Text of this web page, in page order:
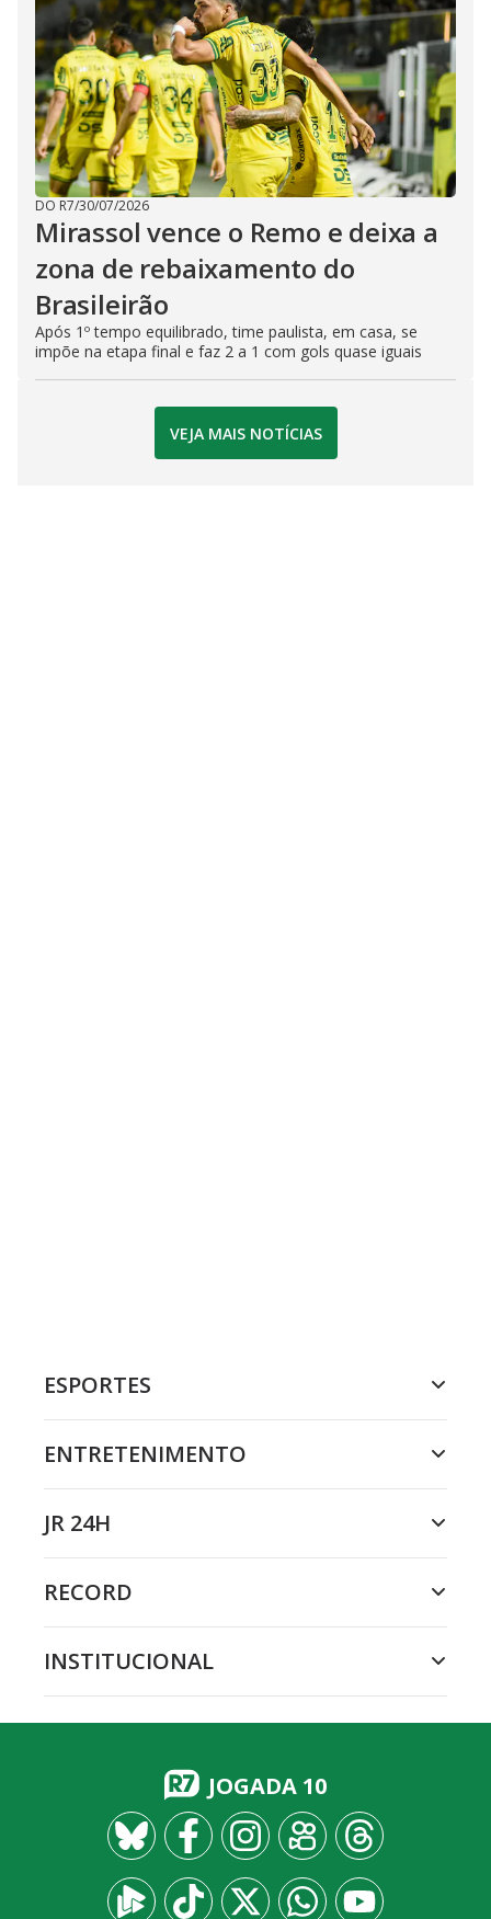
DO R7/30/07/2026
Mirassol vence o Remo e deixa a
zona de rebaixamento do
Brasileirão
Após 1º tempo equilibrado, time paulista, em casa, se
impõe na etapa final e faz 2 a 1 com gols quase iguais
VEJA MAIS NOTÍCIAS
ESPORTES
ENTRETENIMENTO
JR 24H
RECORD
INSTITUCIONAL
JOGADA 10